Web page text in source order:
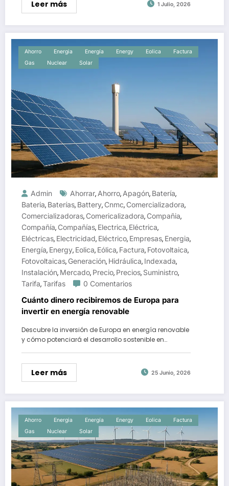
Leer más 1 Julio, 2026
Ahorro Energia Energía Energy Eolica
Factura
Gas
Nuclear Solar
Admin Ahorrar, Ahorro, Apagón, Batería,
Bateria, Baterías, Battery, Cnmc, Comercializadora,
Comercializadoras, Comericalizadora, Compañia,
Compañía, Compañías, Electrica, Eléctrica,
Eléctricas, Electricidad, Eléctrico, Empresas, Energia,
Energía, Energy, Eolica, Eólica, Factura, Fotovoltaica,
Fotovoltaicas, Generación, Hidráulica, Indexada,
Instalación, Mercado, Precio, Precios, Suministro,
Tarifa,Tarifas 0 Comentarios
Cuánto dinero recibiremos de Europa para
invertir en energía renovable
Descubre la inversión de Europa en energía renovable
y cómo potenciará el desarrollo sostenible en…
Leer más 25 Junio, 2026
Ahorro Energia Energía Energy Eolica
Factura
Gas
Nuclear Solar